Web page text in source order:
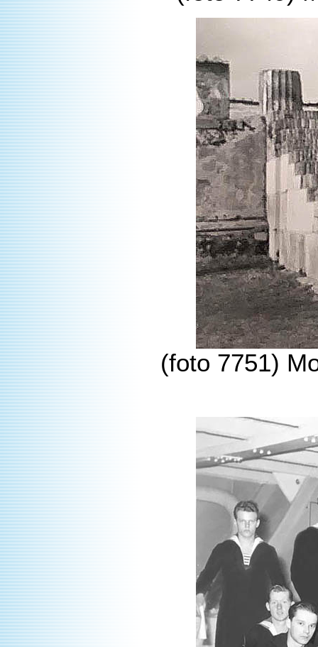
(foto 7751)